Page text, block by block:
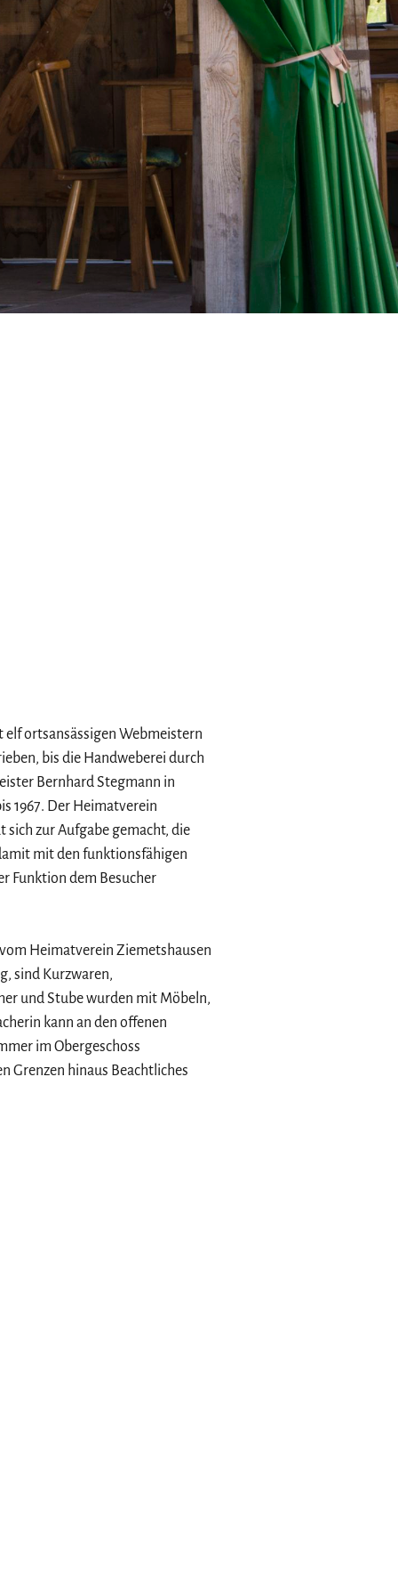
elf ortsansässigen Webmeistern
bis die Handweberei durch
Bernhard Stegmann in
1967. Der Heimatverein
zur Aufgabe gemacht, die
mit den funktionsfähigen
Funktion dem Besucher
Heimatverein Ziemetshausen
sind Kurzwaren,
und Stube wurden mit Möbeln,
kann an den offenen
im Obergeschoss
Grenzen hinaus Beachtliches